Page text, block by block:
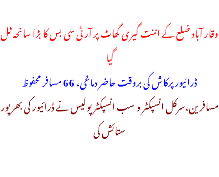
وقار آباد ضلع کے اننت گیری گھاٹ پر آر ٹی سی بس کا بڑا سانحہ ٹل
گیا
ڈرائیور پرکاش کی بروقت حاضر دماغی،66مسافر محفوظ
مسافرین،سرکل انسپکٹر و سب انسپکٹر پولیس نے ڈرائیور کی بھرپور
ستائش کی